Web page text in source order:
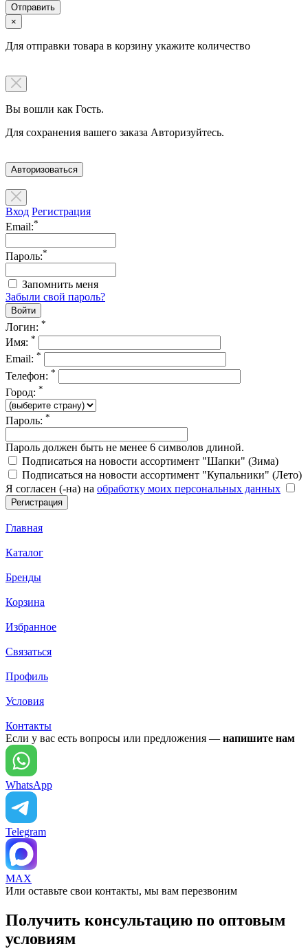
×
Для отправки товара в корзину укажите количество
Вы вошли как Гость.
Для сохранения вашего заказа Авторизуйтесь.
Авторизоваться
Вход Регистрация
Email:*
Пароль:*
Запомнить меня
Забыли свой пароль?
Логин: *
Имя: *
Email: *
Телефон: *
Город: *
Пароль: *
Пароль должен быть не менее 6 символов длиной.
Подписаться на новости ассортимент "Шапки" (Зима)
Подписаться на новости ассортимент "Купальники" (Лето)
Я согласен (-на) на обработку моих персональных данных
Главная
Каталог
Бренды
Корзина
Избранное
Связаться
Профиль
Условия
Контакты
Если у вас есть вопросы или предложения — напишите нам
WhatsApp
Telegram
MAX
Или оставьте свои контакты, мы вам перезвоним
Получить консультацию по оптовым
условиям